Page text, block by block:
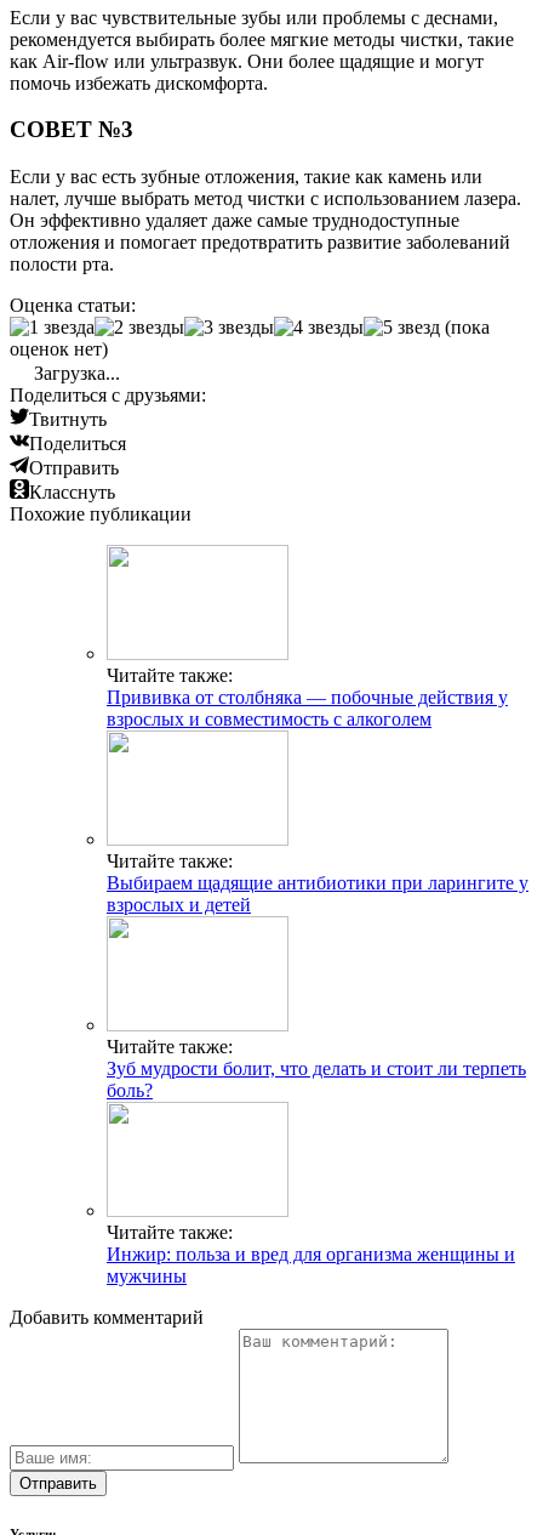
Если у вас чувствительные зубы или проблемы с деснами,
рекомендуется выбирать более мягкие методы чистки, такие
как Air-flow или ультразвук. Они более щадящие и могут
помочь избежать дискомфорта.
СОВЕТ №3
Если у вас есть зубные отложения, такие как камень или
налет, лучше выбрать метод чистки с использованием лазера.
Он эффективно удаляет даже самые труднодоступные
отложения и помогает предотвратить развитие заболеваний
полости рта.
Оценка статьи:
(пока
оценок нет)
Загрузка...
Поделиться с друзьями:
Твитнуть
Поделиться
Отправить
Класснуть
Похожие публикации
Читайте также:
Прививка от столбняка — побочные действия у
взрослых и совместимость с алкоголем
Читайте также:
Выбираем щадящие антибиотики при ларингите у
взрослых и детей
Читайте также:
Зуб мудрости болит, что делать и стоит ли терпеть
боль?
Читайте также:
Инжир: польза и вред для организма женщины и
мужчины
Добавить комментарий